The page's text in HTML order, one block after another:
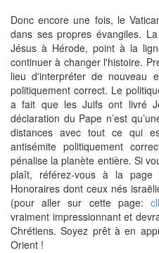
Donc encore une fois, le
dans ses propres évangiles.
Jésus à Hérode, point à la
continuer à changer l'histoire.
lieu d'interpréter de nouveau
politiquement correct. Le
a fait que les Juifs ont livré
déclaration du Pape n’est
distances avec tout ce qui
antisémite politiquement
pénalise la planète entière. Si
plaît, référez-vous à la
Honoraires dont ceux nés
(pour aller sur cette page:
vraiment impressionnant et
Chrétiens. Soyez prêt à en
Orient !